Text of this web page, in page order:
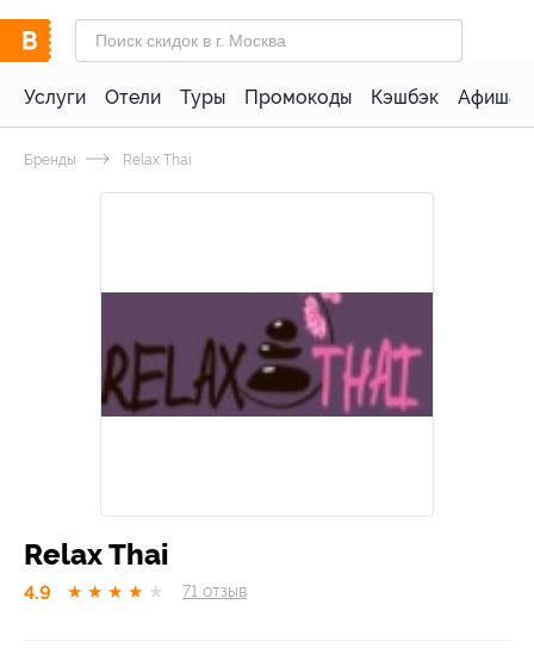
Услуги Отели Туры Промокоды Кэшбэк Афиша
Бренды Relax Thai
Relax Thai
4.9 ★ ★ ★ ★ ★ 71 отзыв